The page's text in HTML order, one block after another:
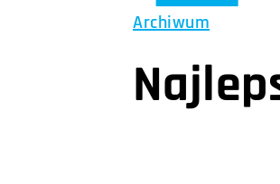
Archiwum